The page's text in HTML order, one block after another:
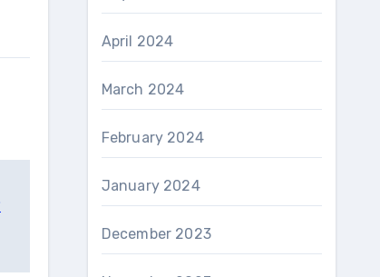
April 2024
March 2024
February 2024
January 2024
December 2023